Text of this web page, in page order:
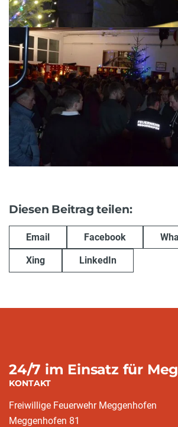
Diesen Beitrag teilen:
Email Facebook
Xing LinkedIn
24/7 im Einsatz für
KONTAKT
Freiwillige Feuerwehr Meggenhofen
Meggenhofen 81